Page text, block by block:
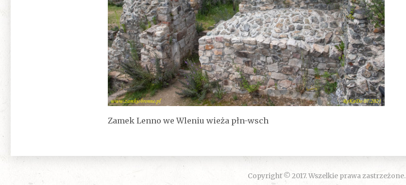
Zamek Lenno we Wleniu wieża płn-wsch
Copyright © 2017. Wszelkie prawa zastrzeżone.